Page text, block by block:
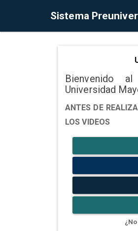
Sistema
Bienvenido
Universidad
ANTES DE
LOS VIDEOS